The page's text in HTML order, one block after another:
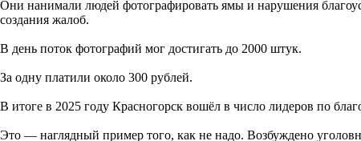
Они нанимали людей фотографировать ямы и нарушения
создания жалоб.
В день поток фотографий мог достигать до 2000 штук.
За одну платили около 300 рублей.
В итоге в 2025 году Красногорск вошёл в число лидеров по
Это — наглядный пример того, как не надо. Возбуждено